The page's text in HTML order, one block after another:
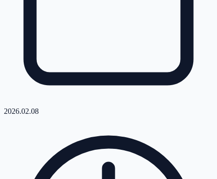
2026.02.08